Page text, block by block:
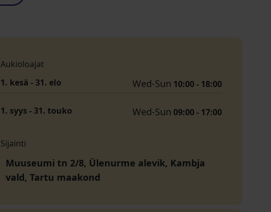
Aukioloajat
1. kesä - 31. elo
Wed-Sun 10:00 - 18:00
1. syys - 31. touko Wed-Sun 09:00 - 17:00
Sijainti
Muuseumi tn 2/8, Ülenurme alevik, Kambja
vald, Tartu maakond